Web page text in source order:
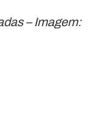
– Imagem: